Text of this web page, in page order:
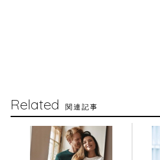
Related 関連記事